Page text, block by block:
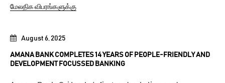
August 6, 2025
AMANA BANK COMPLETES 14 YEARS OF PEOPLE-FRIENDLY AND
DEVELOPMENT FOCUSSED BANKING
மேலதிக விபரங்களுக்கு